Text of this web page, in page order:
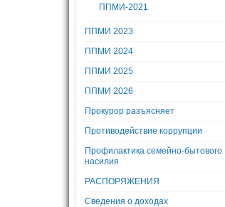
ППМИ-2021
ППМИ 2023
ППМИ 2024
ППМИ 2025
ППМИ 2026
Прокурор разъясняет
Противодействие коррупции
Профилактика семейно-бытового
насилия
РАСПОРЯЖЕНИЯ
Сведения о доходах